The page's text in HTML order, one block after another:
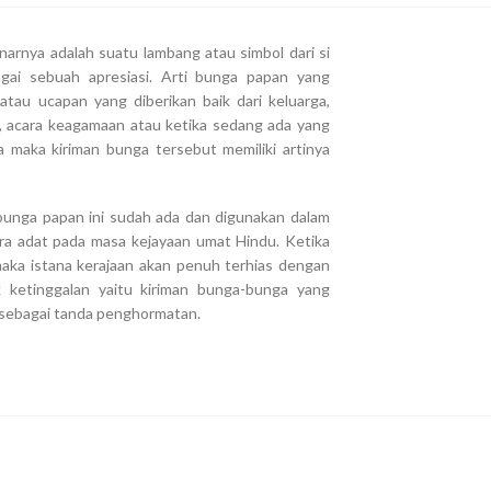
adalah suatu lambang atau simbol dari si
sebuah apresiasi. Arti bunga papan yang
ucapan yang diberikan baik dari keluarga,
keagamaan atau ketika sedang ada yang
maka kiriman bunga tersebut memiliki artinya
papan ini sudah ada dan digunakan dalam
adat pada masa kejayaan umat Hindu. Ketika
istana kerajaan akan penuh terhias dengan
yaitu kiriman bunga-bunga yang
tanda penghormatan.